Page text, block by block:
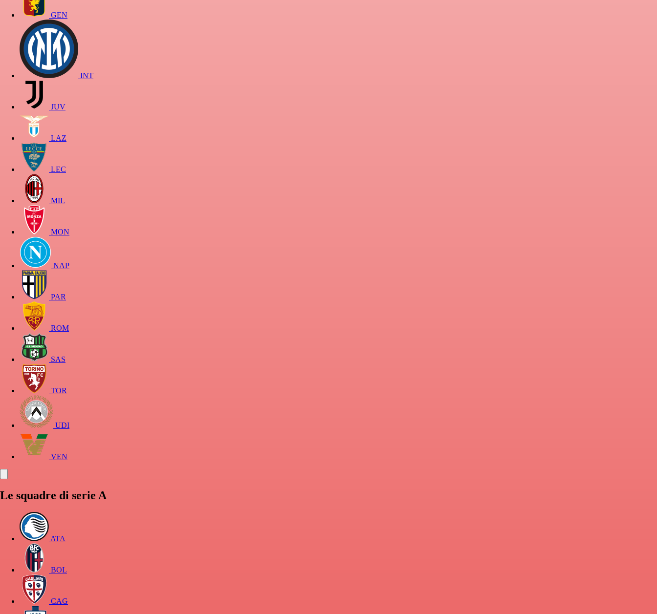
GEN
INT
JUV
LAZ
LEC
MIL
MON
NAP
PAR
ROM
SAS
TOR
UDI
VEN
Le squadre di serie A
ATA
BOL
CAG